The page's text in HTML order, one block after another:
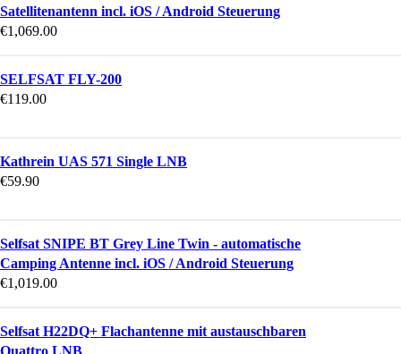
Satellitenantenn incl. iOS / Android Steuerung
€1,069.00
SELFSAT FLY-200
€119.00
Kathrein UAS 571 Single LNB
€59.90
Selfsat SNIPE BT Grey Line Twin - automatische
Camping Antenne incl. iOS / Android Steuerung
€1,019.00
Selfsat H22DQ+ Flachantenne mit austauschbaren
Quattro LNB